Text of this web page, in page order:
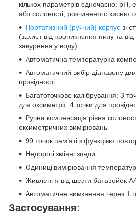
кількох параметрів одночасно: рН,
або солоності, розчиненого кисню
Портативний (ручний) корпус зі
(захист від проникнення пилу та
занурення у воду)
Автоматична температурна
Автоматичний вибір діапазону
провідності
Багатоточкове калібрування: 3
для оксиметрії, 4 точки для
Ручна компенсація рівня
оксиметричних вимірювань
99 точок пам’яті з функцією
Недорогі змінні зонди
Одиниці вимірювання
Живлення від шести батарейок
Автоматичне вимкнення через 1
Застосування: